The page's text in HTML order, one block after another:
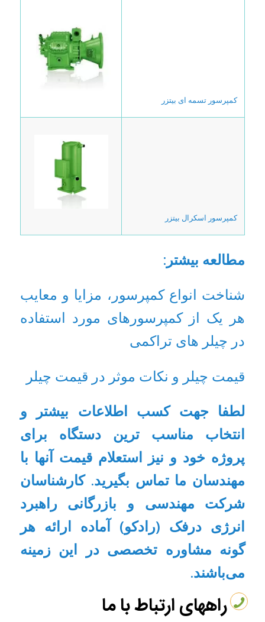
کمپرسور تسمه ای بیتزر
کمپرسور اسکرال بیتزر
مطالعه بیشتر :
شناخت انواع کمپرسور، مزایا و معایب
هر یک از کمپرسورهای مورد استفاده
در چیلر های تراکمی
قیمت چیلر و نکات موثر در قیمت چیلر
لطفا جهت کسب اطلاعات بیشتر و
انتخاب مناسب ترین دستگاه برای
پروژه خود و نیز استعلام قیمت آنها با
مهندسان ما تماس بگیرید. کارشناسان
شرکت مهندسی و بازرگانی راهبرد
انرژی درفک (رادکو) آماده ارائه هر
گونه مشاوره تخصصی در این زمینه
می‌باشند.
راههای ارتباط با ما